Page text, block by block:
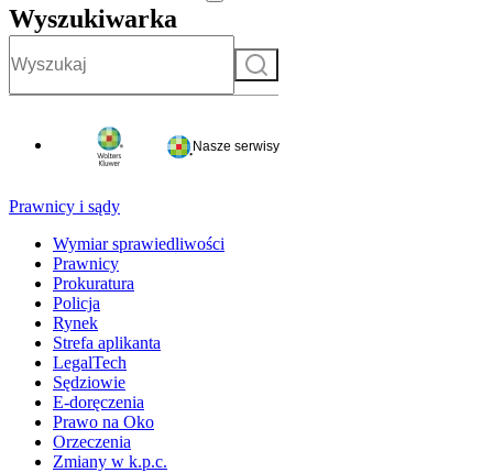
Wyszukiwarka
Szukaj
Nasze serwisy
Prawnicy i sądy
Wymiar sprawiedliwości
Prawnicy
Prokuratura
Policja
Rynek
Strefa aplikanta
LegalTech
Sędziowie
E-doręczenia
Prawo na Oko
Orzeczenia
Zmiany w k.p.c.